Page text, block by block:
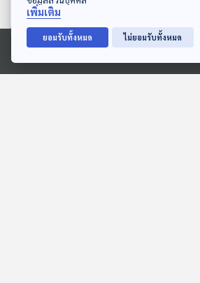
Ⓒ 2020 องค์การกระจายเสียงและแพร่ภาพสาธารณะแห่งประเทศไทย
เพิ่มเติม
ยอมรับทั้งหมด ไม่ยอมรับทั้งหมด